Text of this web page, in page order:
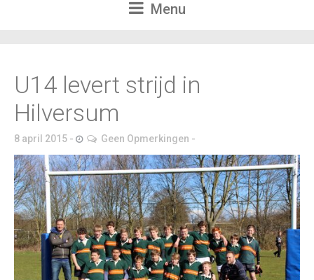
Menu
U14 levert strijd in
Hilversum
8 april 2015 Geen Opmerkingen